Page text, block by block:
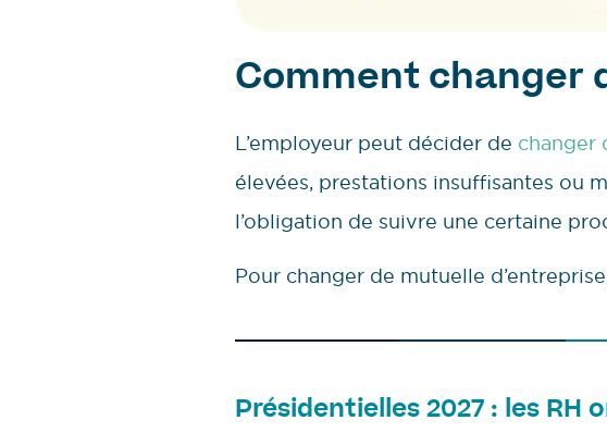
Comment changer
L’employeur peut décider de changer
élevées, prestations insuffisantes ou
l’obligation de suivre une certaine
Pour changer de mutuelle
Présidentielles 2027 : les RH